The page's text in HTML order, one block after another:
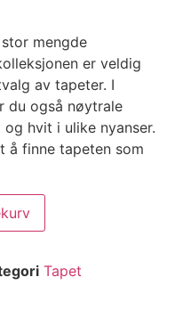
mengde
er veldig
av tapeter. I
du også nøytrale
hvit i ulike nyanser.
å finne tapeten som
Tapet